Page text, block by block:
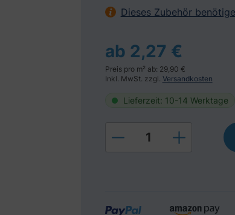
Dieses Zubehör
ab 2,27 €
Preis pro m² ab: 29,90 €
Inkl. MwSt. zzgl. Versandkosten
Lieferzeit: 10-14 Werktage
Produkt Anzahl: